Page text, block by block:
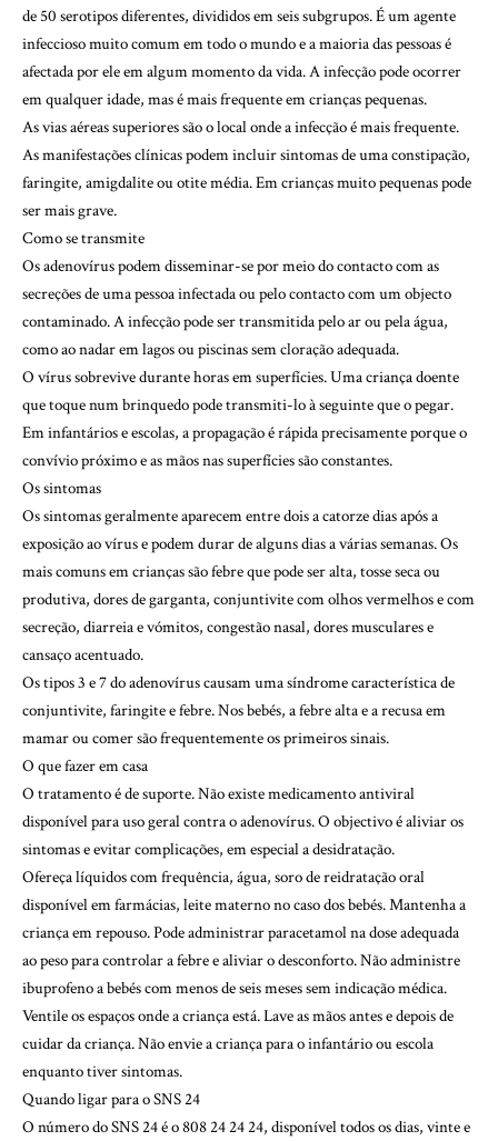
de 50 serotipos diferentes, divididos em seis subgrupos. É um agente
infeccioso muito comum em todo o mundo e a maioria das pessoas é
afectada por ele em algum momento da vida. A infecção pode ocorrer
em qualquer idade, mas é mais frequente em crianças pequenas.
As vias aéreas superiores são o local onde a infecção é mais frequente.
As manifestações clínicas podem incluir sintomas de uma constipação,
faringite, amigdalite ou otite média. Em crianças muito pequenas pode
ser mais grave.
Como se transmite
Os adenovírus podem disseminar-se por meio do contacto com as
secreções de uma pessoa infectada ou pelo contacto com um objecto
contaminado. A infecção pode ser transmitida pelo ar ou pela água,
como ao nadar em lagos ou piscinas sem cloração adequada.
O vírus sobrevive durante horas em superfícies. Uma criança doente
que toque num brinquedo pode transmiti-lo à seguinte que o pegar.
Em infantários e escolas, a propagação é rápida precisamente porque o
convívio próximo e as mãos nas superfícies são constantes.
Os sintomas
Os sintomas geralmente aparecem entre dois a catorze dias após a
exposição ao vírus e podem durar de alguns dias a várias semanas. Os
mais comuns em crianças são febre que pode ser alta, tosse seca ou
produtiva, dores de garganta, conjuntivite com olhos vermelhos e com
secreção, diarreia e vómitos, congestão nasal, dores musculares e
cansaço acentuado.
Os tipos 3 e 7 do adenovírus causam uma síndrome característica de
conjuntivite, faringite e febre. Nos bebés, a febre alta e a recusa em
mamar ou comer são frequentemente os primeiros sinais.
O que fazer em casa
O tratamento é de suporte. Não existe medicamento antiviral
disponível para uso geral contra o adenovírus. O objectivo é aliviar os
sintomas e evitar complicações, em especial a desidratação.
Ofereça líquidos com frequência, água, soro de reidratação oral
disponível em farmácias, leite materno no caso dos bebés. Mantenha a
criança em repouso. Pode administrar paracetamol na dose adequada
ao peso para controlar a febre e aliviar o desconforto. Não administre
ibuprofeno a bebés com menos de seis meses sem indicação médica.
Ventile os espaços onde a criança está. Lave as mãos antes e depois de
cuidar da criança. Não envie a criança para o infantário ou escola
enquanto tiver sintomas.
Quando ligar para o SNS 24
O número do SNS 24 é o 808 24 24 24, disponível todos os dias, vinte e